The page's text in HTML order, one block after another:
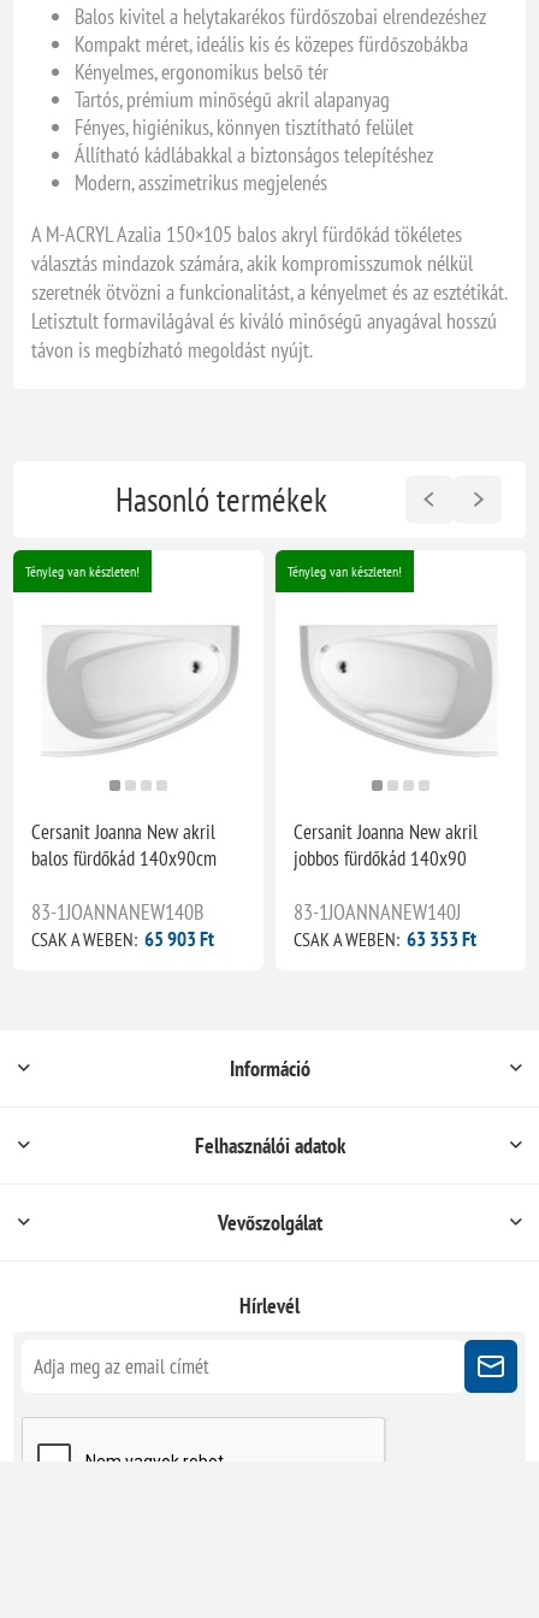
Balos kivitel a helytakarékos fürdőszobai elrendezéshez
Kompakt méret, ideális kis és közepes fürdőszobákba
Kényelmes, ergonomikus belső tér
Tartós, prémium minőségű akril alapanyag
Fényes, higiénikus, könnyen tisztítható felület
Állítható kád­lábakkal a biztonságos telepítéshez
Modern, asszimetrikus megjelenés
A M-ACRYL Azalia 150×105 balos akryl fürdőkád tökéletes
választás mindazok számára, akik kompromisszumok nélkül
szeretnék ötvözni a funkcionalitást, a kényelmet és az esztétikát.
Letisztult formavilágával és kiváló minőségű anyagával hosszú
távon is megbízható megoldást nyújt.
Hasonló termékek
Tényleg van készleten!
Cersanit Joanna New akril
balos fürdőkád 140x90cm
83-1JOANNANEW140B
CSAK A WEBEN: 65 903 Ft
Tényleg van készleten!
Cersanit Joanna New akril
jobbos fürdőkád 140x90
83-1JOANNANEW140J
CSAK A WEBEN: 63 353 Ft
Információ
Felhasználói adatok
Vevőszolgálat
Hírlevél